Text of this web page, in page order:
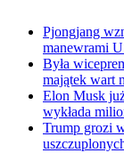
Pjongjang
manewrami
Była
majątek wart
Elon Musk
wykłada
Trump grozi